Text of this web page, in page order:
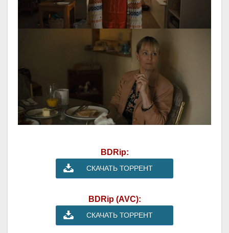
BDRip:
СКАЧАТЬ ТОРРЕНТ
BDRip (AVC):
СКАЧАТЬ ТОРРЕНТ